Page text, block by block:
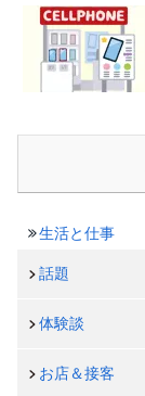
生活と仕事
話題
体験談
お店＆接客